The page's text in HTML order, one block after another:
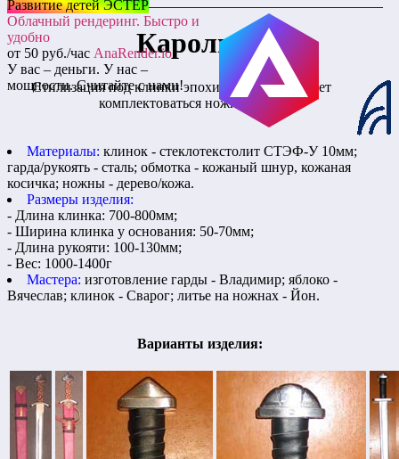
Каролинг
Стилизация под клинки эпохи викингов. Может
комплектоваться ножнами.
Материалы: клинок - стеклотекстолит СТЭФ-У 10мм;
гарда/рукоять - сталь; обмотка - кожаный шнур, кожаная
косичка; ножны - дерево/кожа.
Размеры изделия:
- Длина клинка: 700-800мм;
- Ширина клинка у основания: 50-70мм;
- Длина рукояти: 100-130мм;
- Вес: 1000-1400г
Мастера: изготовление гарды - Владимир; яблоко -
Вячеслав; клинок - Сварог; литье на ножнах - Йон.
Варианты изделия:
Развитие детей ЭСТЕР
Облачный рендеринг. Быстро и
удобно
от 50 руб./час AnaRender.io
У вас – деньги. У нас –
мощности. Считайте с нами!